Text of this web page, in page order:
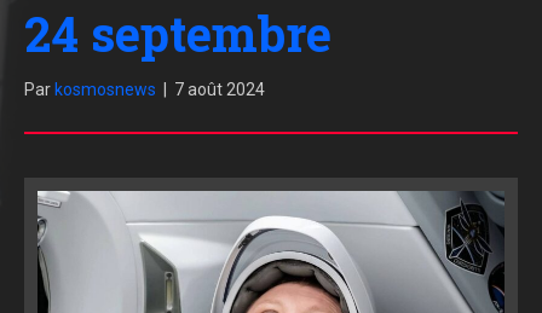
24 septembre
Par kosmosnews 7 août 2024